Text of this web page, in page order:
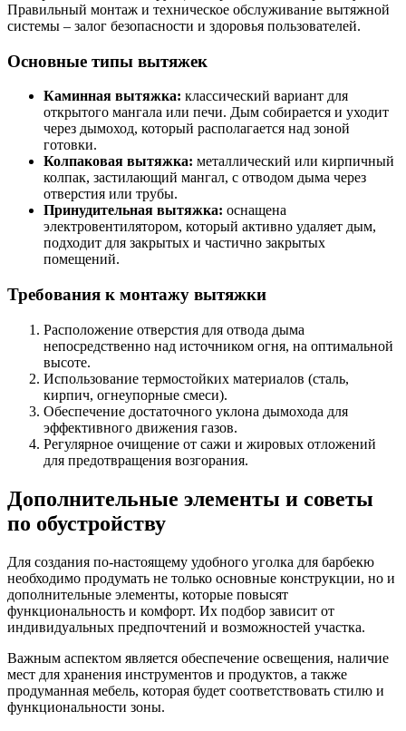
Правильный монтаж и техническое обслуживание вытяжной
системы – залог безопасности и здоровья пользователей.
Основные типы вытяжек
Каминная вытяжка: классический вариант для
открытого мангала или печи. Дым собирается и уходит
через дымоход, который располагается над зоной
готовки.
Колпаковая вытяжка: металлический или кирпичный
колпак, застилающий мангал, с отводом дыма через
отверстия или трубы.
Принудительная вытяжка: оснащена
электровентилятором, который активно удаляет дым,
подходит для закрытых и частично закрытых
помещений.
Требования к монтажу вытяжки
Расположение отверстия для отвода дыма
непосредственно над источником огня, на оптимальной
высоте.
Использование термостойких материалов (сталь,
кирпич, огнеупорные смеси).
Обеспечение достаточного уклона дымохода для
эффективного движения газов.
Регулярное очищение от сажи и жировых отложений
для предотвращения возгорания.
Дополнительные элементы и советы
по обустройству
Для создания по-настоящему удобного уголка для барбекю
необходимо продумать не только основные конструкции, но и
дополнительные элементы, которые повысят
функциональность и комфорт. Их подбор зависит от
индивидуальных предпочтений и возможностей участка.
Важным аспектом является обеспечение освещения, наличие
мест для хранения инструментов и продуктов, а также
продуманная мебель, которая будет соответствовать стилю и
функциональности зоны.